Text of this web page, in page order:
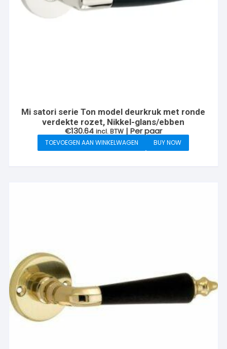
Mi satori serie Ton model deurkruk met ronde
verdekte rozet, Nikkel-glans/ebben
€130.64 incl. BTW | Per paar
TOEVOEGEN AAN WINKELWAGEN BUY NOW